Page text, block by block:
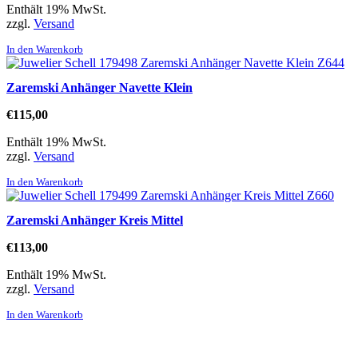
Enthält 19% MwSt.
zzgl. Versand
In den Warenkorb
Zaremski Anhänger Navette Klein
€115,00
Enthält 19% MwSt.
zzgl. Versand
In den Warenkorb
Zaremski Anhänger Kreis Mittel
€113,00
Enthält 19% MwSt.
zzgl. Versand
In den Warenkorb